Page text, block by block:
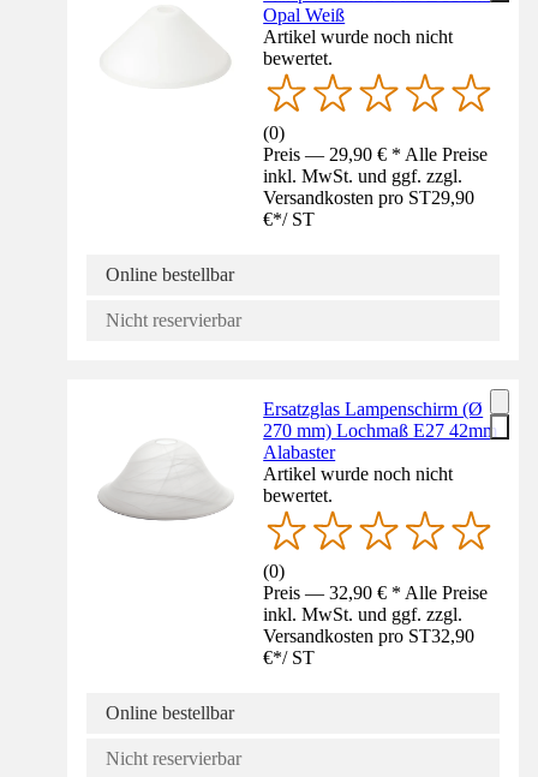
Opal Weiß
Artikel wurde noch nicht
bewertet.
(0)
Preis — 29,90 € * Alle Preise
inkl. MwSt. und ggf. zzgl.
Versandkosten pro ST29,90
€*/ ST
Online bestellbar
Nicht reservierbar
Ersatzglas Lampenschirm (Ø
270 mm) Lochmaß E27 42mm
Alabaster
Artikel wurde noch nicht
bewertet.
(0)
Preis — 32,90 € * Alle Preise
inkl. MwSt. und ggf. zzgl.
Versandkosten pro ST32,90
€*/ ST
Online bestellbar
Nicht reservierbar